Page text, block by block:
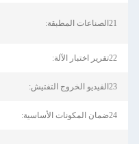
21الصناعات المطبقة:
22تقرير اختبار الآلة:
23الفيديو الخروج التفتيش:
24ضمان المكونات الأساسية: